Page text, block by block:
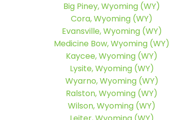
Big Piney, Wyoming (WY)
Cora, Wyoming (WY)
Evansville, Wyoming (WY)
Medicine Bow, Wyoming (WY)
Kaycee, Wyoming (WY)
Lysite, Wyoming (WY)
Wyarno, Wyoming (WY)
Ralston, Wyoming (WY)
Wilson, Wyoming (WY)